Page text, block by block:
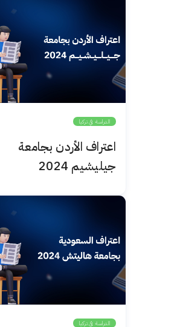
الدراسة في تركيا
اعتراف الأردن بجامعة
جيليشيم 2024
الدراسة في تركيا